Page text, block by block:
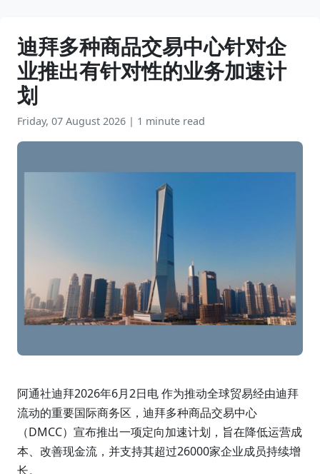
迪拜多种商品交易中心针对企
业推出有针对性的业务加速计
划
Friday, 07 August 2026 | 1 minute read
阿通社迪拜2026年6月2日电 作为推动全球贸易经由迪拜
流动的重要国际商务区，迪拜多种商品交易中心
（DMCC）宣布推出一项定向加速计划，旨在降低运营成
本、改善现金流，并支持其超过26000家企业成员持续增
长。